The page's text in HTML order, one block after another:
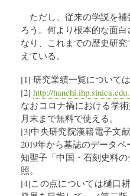
ただし、従来の学説を
ろう。何より根本的な面
なり、これまでの歴史研
えている。
[1] 研究業績一覧については
[2] http://
なおコロナ禍における学
月末まで無料で使える。
[3]中央研究院漢籍電子文
2019年から墓誌のデータ
知聖子「中国・石刻史料
照。
[4]この点については樋口